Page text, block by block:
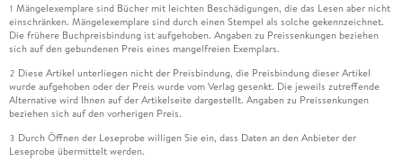
1 Mängelexemplare sind Bücher mit leichten Beschädigungen, die das Lesen aber nicht
einschränken. Mängelexemplare sind durch einen Stempel als solche gekennzeichnet.
Die frühere Buchpreisbindung ist aufgehoben. Angaben zu Preissenkungen beziehen
sich auf den gebundenen Preis eines mangelfreien Exemplars.
2 Diese Artikel unterliegen nicht der Preisbindung, die Preisbindung dieser Artikel
wurde aufgehoben oder der Preis wurde vom Verlag gesenkt. Die jeweils zutreffende
Alternative wird Ihnen auf der Artikelseite dargestellt. Angaben zu Preissenkungen
beziehen sich auf den vorherigen Preis.
3 Durch Öffnen der Leseprobe willigen Sie ein, dass Daten an den Anbieter der
Leseprobe übermittelt werden.